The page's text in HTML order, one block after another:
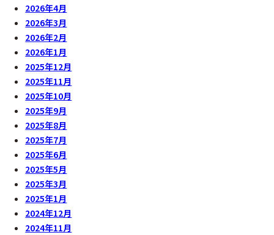
2026年4月
2026年3月
2026年2月
2026年1月
2025年12月
2025年11月
2025年10月
2025年9月
2025年8月
2025年7月
2025年6月
2025年5月
2025年3月
2025年1月
2024年12月
2024年11月